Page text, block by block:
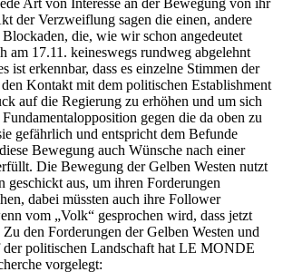
der Verzweiflung sagen die einen, andere
die, wie wir schon angedeutet
am 17.11. keineswegs rundweg abgelehnt
ist erkennbar, dass es einzelne Stimmen der
Kontakt mit dem politischen Establishment
auf die Regierung zu erhöhen und um sich
gegen die da oben zu
gefährlich und entspricht dem Befunde
Bewegung auch Wünsche nach einer
Die Bewegung der Gelben Westen nutzt
geschickt aus, um ihren Forderungen
dabei müssten auch ihre Follower
vom „Volk“ gesprochen wird, dass jetzt
den Forderungen der Gelben Westen und
der politischen Landschaft hat LE MONDE
vorgelegt: